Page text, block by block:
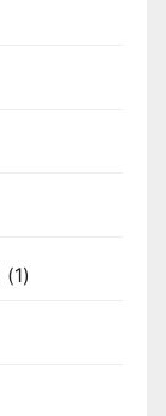
(1)